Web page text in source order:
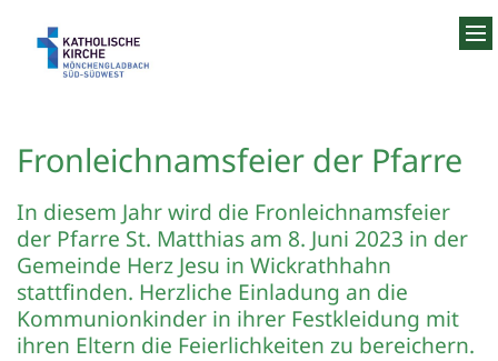
Fronleichnamsfeier der Pfarre
In diesem Jahr wird die Fronleichnamsfeier
der Pfarre St. Matthias am 8. Juni 2023 in der
Gemeinde Herz Jesu in Wickrathhahn
stattfinden. Herzliche Einladung an die
Kommunionkinder in ihrer Festkleidung mit
ihren Eltern die Feierlichkeiten zu bereichern.